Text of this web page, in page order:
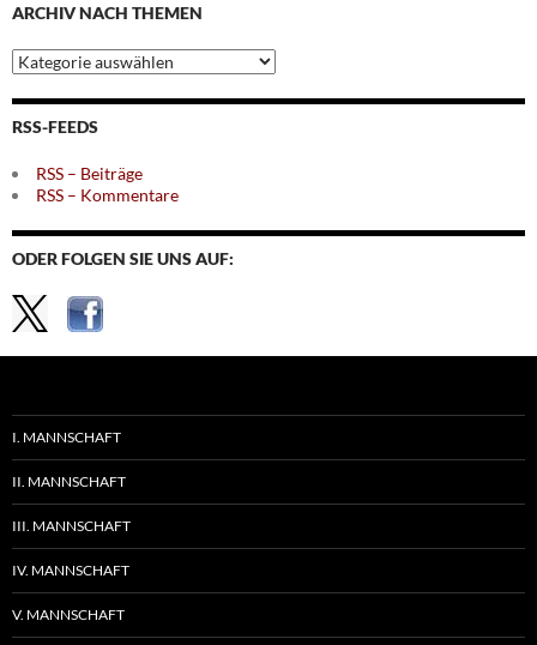
ARCHIV NACH THEMEN
Archiv
nach
Themen
RSS-FEEDS
RSS – Beiträge
RSS – Kommentare
ODER FOLGEN SIE UNS AUF:
I. MANNSCHAFT
II. MANNSCHAFT
III. MANNSCHAFT
IV. MANNSCHAFT
V. MANNSCHAFT